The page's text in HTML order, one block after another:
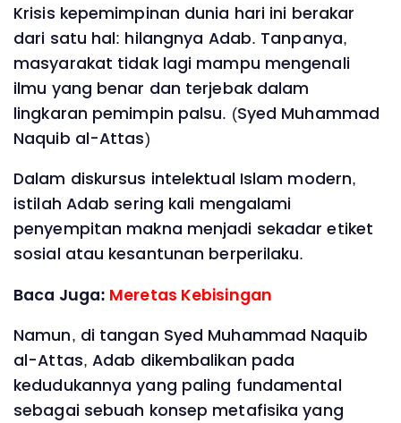
Krisis kepemimpinan dunia hari ini berakar
dari satu hal: hilangnya Adab. Tanpanya,
masyarakat tidak lagi mampu mengenali
ilmu yang benar dan terjebak dalam
lingkaran pemimpin palsu. (Syed Muhammad
Naquib al-Attas)
Dalam diskursus intelektual Islam modern,
istilah Adab sering kali mengalami
penyempitan makna menjadi sekadar etiket
sosial atau kesantunan berperilaku.
Baca Juga: Meretas Kebisingan
Namun, di tangan Syed Muhammad Naquib
al-Attas, Adab dikembalikan pada
kedudukannya yang paling fundamental
sebagai sebuah konsep metafisika yang